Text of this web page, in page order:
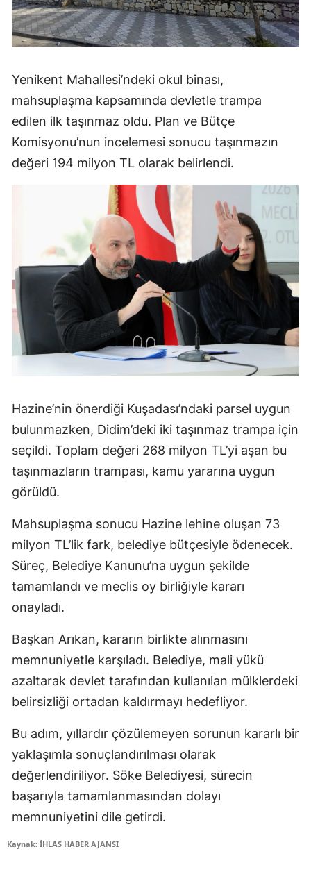
Yenikent Mahallesi’ndeki okul binası,
mahsuplaşma kapsamında devletle trampa
edilen ilk taşınmaz oldu. Plan ve Bütçe
Komisyonu’nun incelemesi sonucu taşınmazın
değeri 194 milyon TL olarak belirlendi.
Hazine’nin önerdiği Kuşadası’ndaki parsel uygun
bulunmazken, Didim’deki iki taşınmaz trampa için
seçildi. Toplam değeri 268 milyon TL’yi aşan bu
taşınmazların trampası, kamu yararına uygun
görüldü.
Mahsuplaşma sonucu Hazine lehine oluşan 73
milyon TL’lik fark, belediye bütçesiyle ödenecek.
Süreç, Belediye Kanunu’na uygun şekilde
tamamlandı ve meclis oy birliğiyle kararı
onayladı.
Başkan Arıkan, kararın birlikte alınmasını
memnuniyetle karşıladı. Belediye, mali yükü
azaltarak devlet tarafından kullanılan mülklerdeki
belirsizliği ortadan kaldırmayı hedefliyor.
Bu adım, yıllardır çözülemeyen sorunun kararlı bir
yaklaşımla sonuçlandırılması olarak
değerlendiriliyor. Söke Belediyesi, sürecin
başarıyla tamamlanmasından dolayı
memnuniyetini dile getirdi.
Kaynak: İHLAS HABER AJANSI